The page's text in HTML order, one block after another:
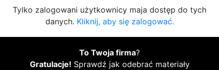
Tylko zalogowani użytkownicy maja dostęp do tych
danych. Kliknij, aby się zalogować.
To Twoja firma?
Gratulacje! Sprawdź jak odebrać materiały